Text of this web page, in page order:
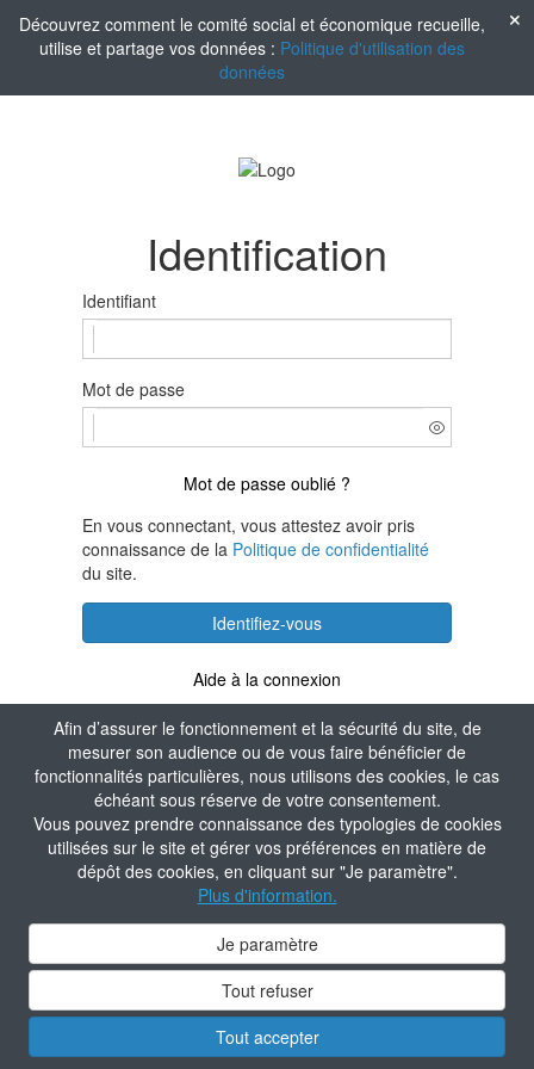
Afin d’assurer le fonctionnement et la sécurité du site, de
mesurer son audience ou de vous faire bénéficier de
fonctionnalités particulières, nous utilisons des cookies, le cas
échéant sous réserve de votre consentement.
Vous pouvez prendre connaissance des typologies de cookies
utilisées sur le site et gérer vos préférences en matière de
dépôt des cookies, en cliquant sur "Je paramètre".
Plus d'information.
Je paramètre
Tout refuser
Tout accepter
Découvrez comment le comité social et économique recueille,
utilise et partage vos données : Politique d'utilisation des
données
Identification
Identifiant
Mot de passe
Mot de passe oublié ?
En vous connectant, vous attestez avoir pris
connaissance de la Politique de confidentialité
du site.
Identifiez-vous
Aide à la connexion